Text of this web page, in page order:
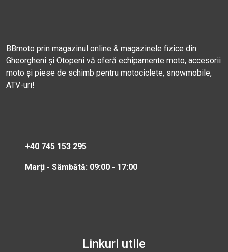
BBmoto prin magazinul online & magazinele fizice din
Gheorgheni și Otopeni vă oferă echipamente moto, accesorii
moto și piese de schimb pentru motociclete, snowmobile,
ATV-uri!
+40 745 153 295
Marți - Sâmbătă: 09:00 - 17:00
Linkuri utile